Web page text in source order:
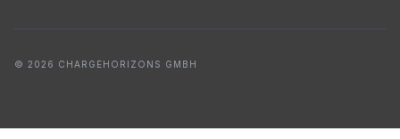
© 2026 CHARGEHORIZONS GMBH